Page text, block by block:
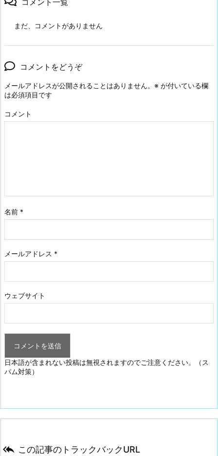
コメント一覧
まだ、コメントがありません
コメントをどうぞ
メールアドレスが公開されることはありません。 ※ が付いている欄
は必須項目です
コメント
名前 *
メールアドレス *
ウェブサイト
日本語が含まれない投稿は無視されますのでご注意ください。（ス
パム対策）
 この記事のトラックバックURL